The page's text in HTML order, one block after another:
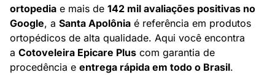
ortopedia e mais de 142 mil avaliações positivas no
Google, a Santa Apolônia é referência em produtos
ortopédicos de alta qualidade. Aqui você encontra
a Cotoveleira Epicare Plus com garantia de
procedência e entrega rápida em todo o Brasil.